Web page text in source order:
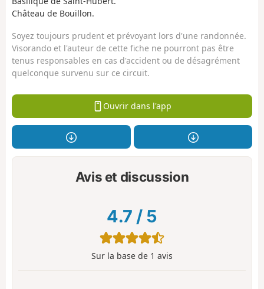
Château de Bouillon.
Soyez toujours prudent et prévoyant lors d'une randonnée.
Visorando et l'auteur de cette fiche ne pourront pas être
tenus responsables en cas d'accident ou de désagrément
quelconque survenu sur ce circuit.
Ouvrir dans l'app
Avis et discussion
4.7 / 5
Sur la base de 1 avis